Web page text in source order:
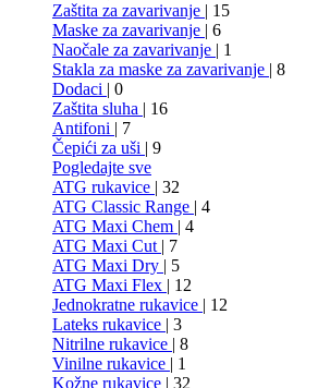
Zaštita za zavarivanje | 15
Maske za zavarivanje | 6
Naočale za zavarivanje | 1
Stakla za maske za zavarivanje | 8
Dodaci | 0
Zaštita sluha | 16
Antifoni | 7
Čepići za uši | 9
Pogledajte sve
ATG rukavice | 32
ATG Classic Range | 4
ATG Maxi Chem | 4
ATG Maxi Cut | 7
ATG Maxi Dry | 5
ATG Maxi Flex | 12
Jednokratne rukavice | 12
Lateks rukavice | 3
Nitrilne rukavice | 8
Vinilne rukavice | 1
Kožne rukavice | 32